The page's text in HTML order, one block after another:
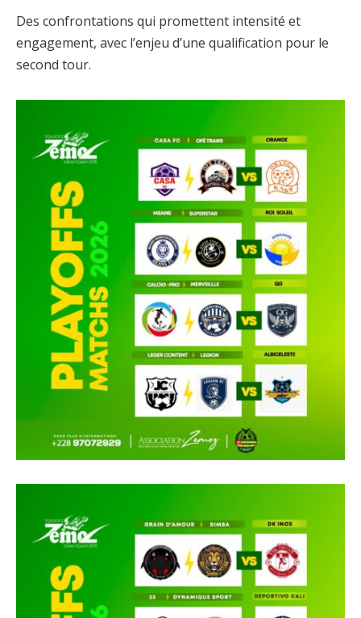
Des confrontations qui promettent intensité et
engagement, avec l’enjeu d’une qualification pour le
second tour.